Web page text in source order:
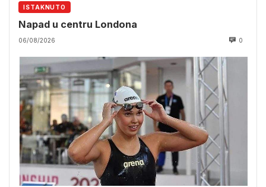
ISTAKNUTO
Napad u centru Londona
06/08/2026 0